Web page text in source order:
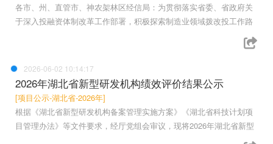
各市、州、直管市、神农架林区经信局：为贯彻落实省委、省政府关
于深入投融资体制改革工作部署，积极探索制造业领域拨改投工作路
2026-06-02 10:14:17
2026年湖北省新型研发机构绩效评价结果公示
[项目公示-湖北省-2026年]
根据《湖北省新型研发机构备案管理实施方案》《湖北省科技计划项
目管理办法》等文件要求，经厅党组会审议，现将2026年湖北省新型